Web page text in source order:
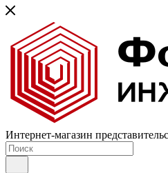
Интернет-магазин